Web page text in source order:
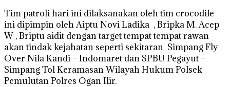
Tim patroli hari ini dilaksanakan oleh tim crocodile
ini dipimpin oleh Aiptu Novi Ladika , Bripka M. Acep
W , Briptu aidit dengan target tempat tempat rawan
akan tindak kejahatan seperti sekitaran Simpang Fly
Over Nila Kandi – Indomaret dan SPBU Pegayut –
Simpang Tol Keramasan Wilayah Hukum Polsek
Pemulutan Polres Ogan Ilir.